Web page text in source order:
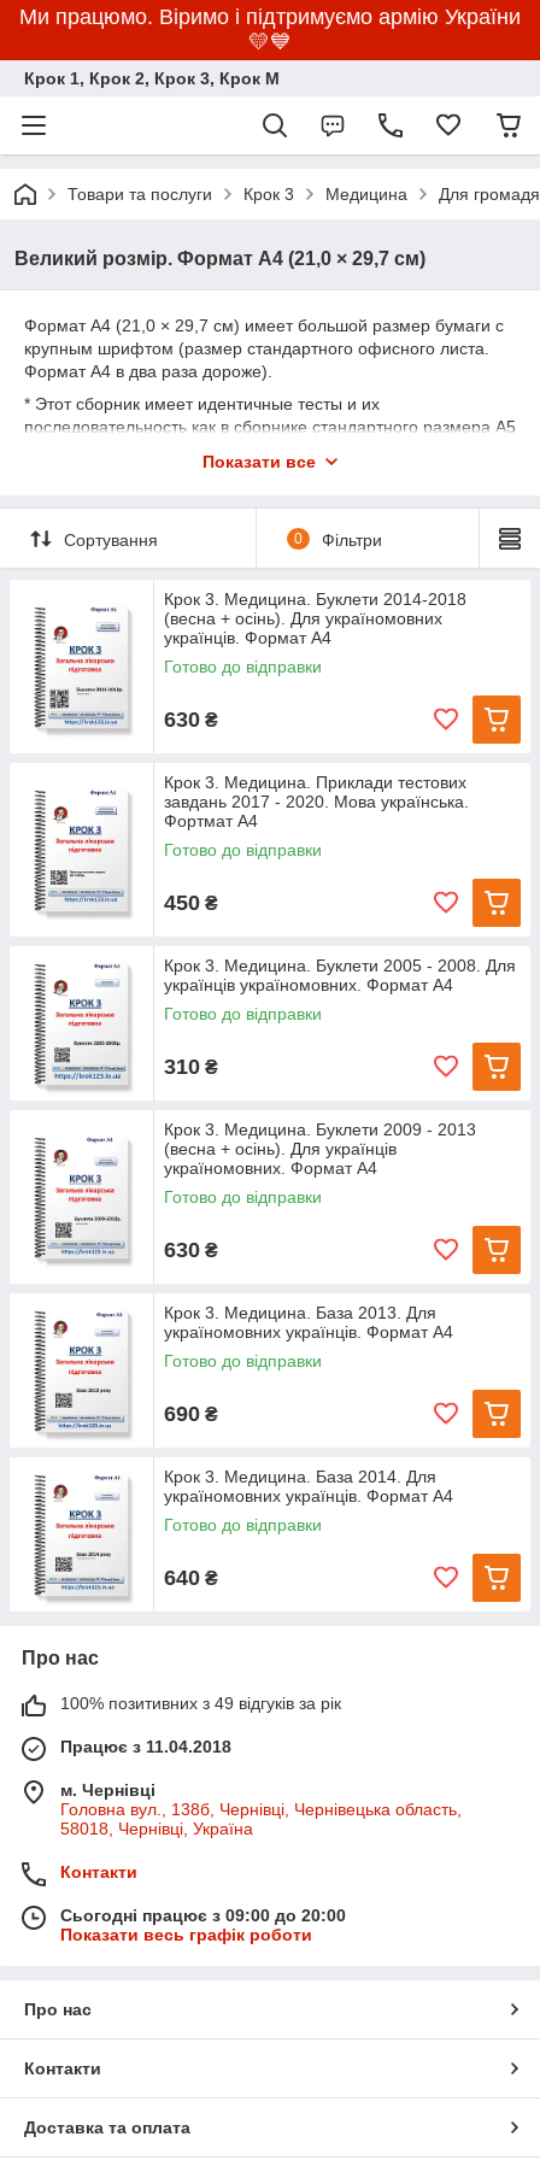
Ми працюмо. Віримо і підтримуємо армію України
💛💙
Крок 1, Крок 2, Крок 3, Крок M
Товари та послуги Крок 3 Медицина Для
Великий розмір. Формат А4 (21,0 × 29,7 см)
Формат А4 (21,0 × 29,7 см) имеет большой размер бумаги с
крупным шрифтом (размер стандартного офисного листа.
Формат А4 в два раза дороже).
* Этот сборник имеет идентичные тесты и их
последовательность как в сборнике стандартного размера А5
размером шрифта и в два раза дороже!
Показати все
Сортування 0 Фільтри
Крок 3. Медицина. Буклети 2014-2018
(весна + осінь). Для україномовних
українців. Формат А4
Готово до відправки
630 ₴
Крок 3. Медицина. Приклади тестових
завдань 2017 - 2020. Мова українська.
Фортмат А4
Готово до відправки
450 ₴
Крок 3. Медицина. Буклети 2005 - 2008. Для
українців україномовних. Формат А4
Готово до відправки
310 ₴
Крок 3. Медицина. Буклети 2009 - 2013
(весна + осінь). Для українців
україномовних. Формат А4
Готово до відправки
630 ₴
Крок 3. Медицина. База 2013. Для
україномовних українців. Формат А4
Готово до відправки
690 ₴
Крок 3. Медицина. База 2014. Для
україномовних українців. Формат А4
Готово до відправки
640 ₴
Про нас
100% позитивних з 49 відгуків за рік
Працює з 11.04.2018
м. Чернівці
Головна вул., 138б, Чернівці, Чернівецька область,
58018, Чернівці, Україна
Контакти
Сьогодні працює з 09:00 до 20:00
Показати весь графік роботи
Про нас
Контакти
Доставка та оплата